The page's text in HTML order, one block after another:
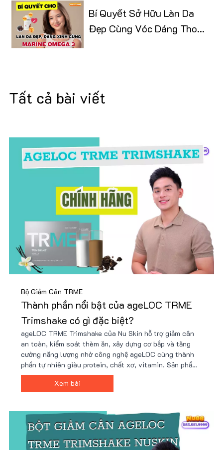
Bí Quyết Sở Hữu Làn Da
Đẹp Cùng Vóc Dáng Thon
Tất cả bài viết
Bộ Giảm Cân TRME
Thành phần nổi bật của ageLOC TRME
Trimshake có gì đặc biệt?
ageLOC TRME Trimshake của Nu Skin hỗ trợ giảm cân
an toàn, kiểm soát thèm ăn, xây dựng cơ bắp và tăng
cường năng lượng nhờ công nghệ ageLOC cùng thành
phần tự nhiên giàu protein, chất xơ, vitamin. Sản phẩm
tiện lợi, dễ sử dụng, phù hợp lối sống bận rộn và mục
tiêu sức khỏe. Giá ưu đãi tại Nu88!
Xem bài